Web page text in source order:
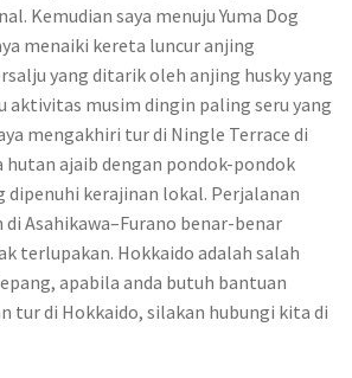
Kemudian saya menuju Yuma Dog
menaiki kereta luncur anjing
yang ditarik oleh anjing husky yang
aktivitas musim dingin paling seru yang
mengakhiri tur di Ningle Terrace di
hutan ajaib dengan pondok-pondok
dipenuhi kerajinan lokal. Perjalanan
Asahikawa–Furano benar-benar
terlupakan. Hokkaido adalah salah
apabila anda butuh bantuan
tur di Hokkaido, silakan hubungi kita di